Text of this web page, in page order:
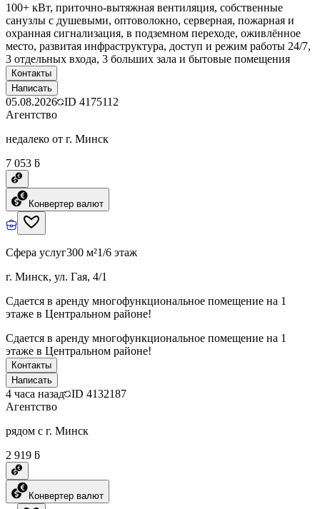
100+ кВт, приточно-вытяжная вентиляция, собственные
санузлы с душевыми, оптоволокно, серверная, пожарная и
охранная сигнализация, в подземном переходе, оживлённое
место, развитая инфраструктура, доступ и режим работы 24/7,
3 отдельных входа, 3 больших зала и бытовые помещения
Контакты
Написать
05.08.2026 ID 4175112
Агентство
недалеко от г. Минск
7 053 ƃ
Конвертер валют
Сфера услуг300 м²1/6 этаж
г. Минск, ул. Гая, 4/1
Сдается в аренду многофункциональное помещение на 1
этаже в Центральном районе!
Сдается в аренду многофункциональное помещение на 1
этаже в Центральном районе!
Контакты
Написать
4 часа назад ID 4132187
Агентство
рядом с г. Минск
2 919 ƃ
Конвертер валют